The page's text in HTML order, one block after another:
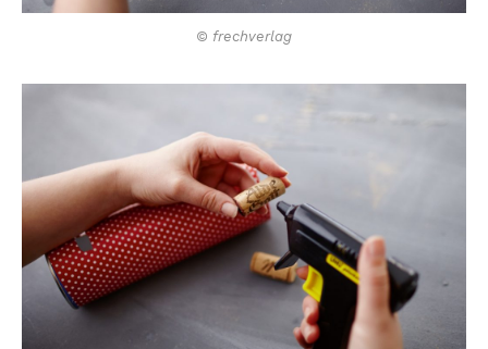
© frechverlag